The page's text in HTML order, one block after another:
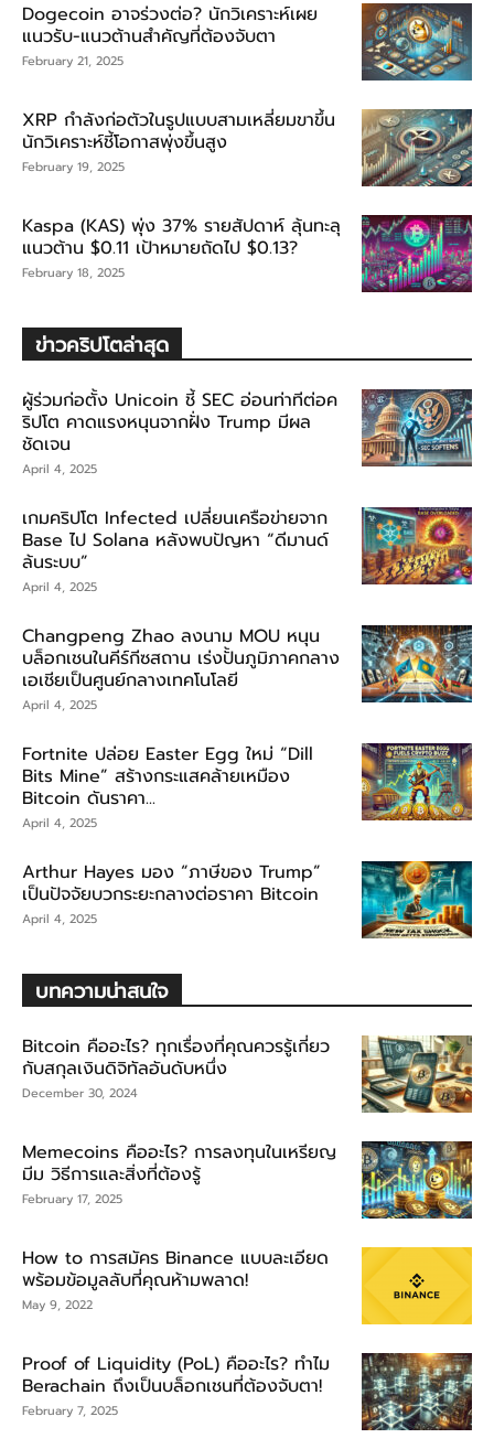
Dogecoin อาจร่วงต่อ? นักวิเคราะห์เผย
แนวรับ-แนวต้านสำคัญที่ต้องจับตา
February 21, 2025
XRP กำลังก่อตัวในรูปแบบสามเหลี่ยมขาขึ้น
นักวิเคราะห์ชี้โอกาสพุ่งขึ้นสูง
February 19, 2025
Kaspa (KAS) พุ่ง 37% รายสัปดาห์ ลุ้นทะลุ
แนวต้าน $0.11 เป้าหมายถัดไป $0.13?
February 18, 2025
ข่าวคริปโตล่าสุด
ผู้ร่วมก่อตั้ง Unicoin ชี้ SEC อ่อนท่าทีต่อค
ริปโต คาดแรงหนุนจากฝั่ง Trump มีผล
ชัดเจน
April 4, 2025
เกมคริปโต Infected เปลี่ยนเครือข่ายจาก
Base ไป Solana หลังพบปัญหา “ดีมานด์
ล้นระบบ”
April 4, 2025
Changpeng Zhao ลงนาม MOU หนุน
บล็อกเชนในคีร์กีซสถาน เร่งปั้นภูมิภาคกลาง
เอเชียเป็นศูนย์กลางเทคโนโลยี
April 4, 2025
Fortnite ปล่อย Easter Egg ใหม่ “Dill
Bits Mine” สร้างกระแสคล้ายเหมือง
Bitcoin ดันราคา...
April 4, 2025
Arthur Hayes มอง “ภาษีของ Trump”
เป็นปัจจัยบวกระยะกลางต่อราคา Bitcoin
April 4, 2025
บทความน่าสนใจ
Bitcoin คืออะไร? ทุกเรื่องที่คุณควรรู้เกี่ยว
กับสกุลเงินดิจิทัลอันดับหนึ่ง
December 30, 2024
Memecoins คืออะไร? การลงทุนในเหรียญ
มีม วิธีการและสิ่งที่ต้องรู้
February 17, 2025
How to การสมัคร Binance แบบละเอียด
พร้อมข้อมูลลับที่คุณห้ามพลาด!
May 9, 2022
Proof of Liquidity (PoL) คืออะไร? ทำไม
Berachain ถึงเป็นบล็อกเชนที่ต้องจับตา!
February 7, 2025